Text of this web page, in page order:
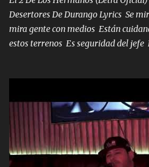
Desertores De Durango Lyrics Se
mira gente con medios Están
estos terrenos Es seguridad del jefe
ni tampoco las mujeres porque es
que estar alegres doy las
Música Si es que salta algún
ahí está el Hombre Cuarenta y
cualquier problema no más es